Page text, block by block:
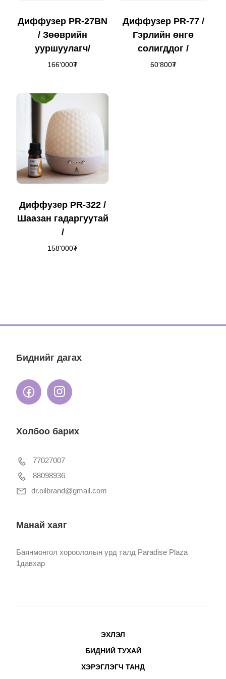
Диффузер PR-27BN
/ Зөөврийн
ууршуулагч/
166'000₮
Диффузер PR-77 /
Гэрлийн өнгө
солигддог /
60'800₮
Диффузер PR-322 /
Шаазан гадаргуутай
/
158'000₮
Биднийг дагах
Холбоо барих
77027007
88098936
dr.oilbrand@gmail.com
Манай хаяг
Баянмонгол хороололын урд талд Paradise Plaza
1давхар
ЭХЛЭЛ
БИДНИЙ ТУХАЙ
ХЭРЭГЛЭГЧ ТАНД